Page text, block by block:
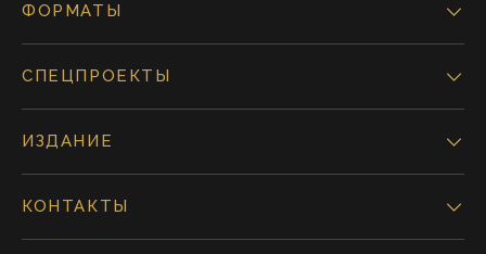
ФОРМАТЫ
СПЕЦПРОЕКТЫ
ИЗДАНИЕ
КОНТАКТЫ